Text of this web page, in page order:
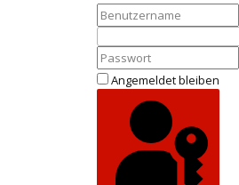
Angemeldet bleiben